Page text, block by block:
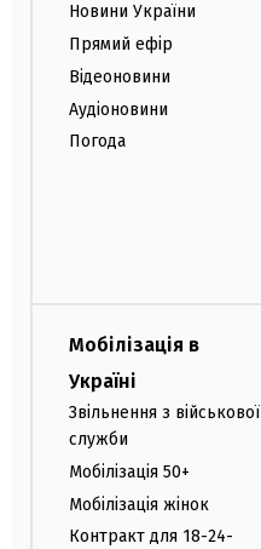
Новини України
Прямий ефір
Відеоновини
Аудіоновини
Погода
Мобілізація в
Україні
Звільнення з військової
служби
Мобілізація 50+
Мобілізація жінок
Контракт для 18-24-